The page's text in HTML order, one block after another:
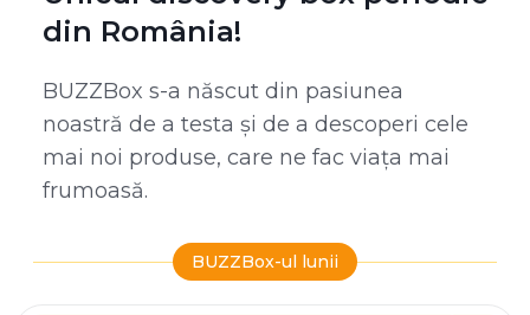
din România!
BUZZBox s-a născut din pasiunea
noastră de a testa și de a descoperi cele
mai noi produse, care ne fac viața mai
frumoasă.
BUZZBox-ul lunii